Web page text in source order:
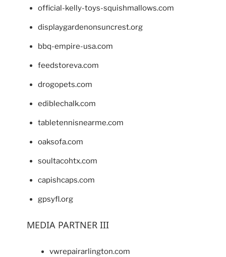
official-kelly-toys-squishmallows.com
displaygardenonsuncrest.org
bbq-empire-usa.com
feedstoreva.com
drogopets.com
ediblechalk.com
tabletennisnearme.com
oaksofa.com
soultacohtx.com
capishcaps.com
gpsyfl.org
MEDIA PARTNER III
vwrepairarlington.com